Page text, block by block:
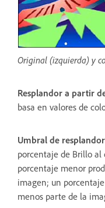
Original (izquierda) y
Resplandor a partir
basa en valores de
Umbral de resplandor
porcentaje de Brillo al
porcentaje menor
imagen; un
menos parte de la